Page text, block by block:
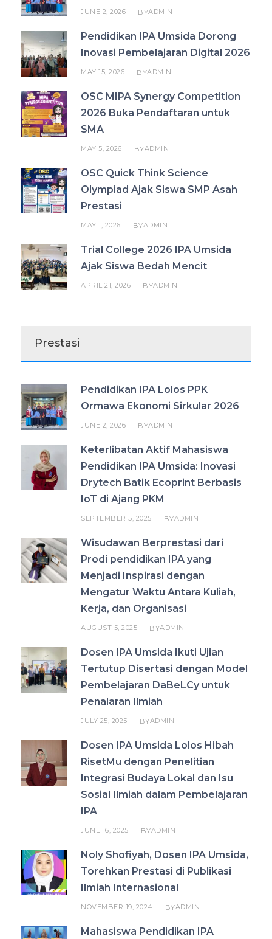
JUNE 2, 2026 BYADMIN
Pendidikan IPA Umsida Dorong
Inovasi Pembelajaran Digital 2026
MAY 15, 2026 BYADMIN
OSC MIPA Synergy Competition
2026 Buka Pendaftaran untuk
SMA
MAY 5, 2026 BYADMIN
OSC Quick Think Science
Olympiad Ajak Siswa SMP Asah
Prestasi
MAY 1, 2026 BYADMIN
Trial College 2026 IPA Umsida
Ajak Siswa Bedah Mencit
APRIL 21, 2026 BYADMIN
Prestasi
Pendidikan IPA Lolos PPK
Ormawa Ekonomi Sirkular 2026
JUNE 2, 2026 BYADMIN
Keterlibatan Aktif Mahasiswa
Pendidikan IPA Umsida: Inovasi
Drytech Batik Ecoprint Berbasis
IoT di Ajang PKM
SEPTEMBER 5, 2025 BYADMIN
Wisudawan Berprestasi dari
Prodi pendidikan IPA yang
Menjadi Inspirasi dengan
Mengatur Waktu Antara Kuliah,
Kerja, dan Organisasi
AUGUST 5, 2025 BYADMIN
Dosen IPA Umsida Ikuti Ujian
Tertutup Disertasi dengan Model
Pembelajaran DaBeLCy untuk
Penalaran Ilmiah
JULY 25, 2025 BYADMIN
Dosen IPA Umsida Lolos Hibah
RisetMu dengan Penelitian
Integrasi Budaya Lokal dan Isu
Sosial Ilmiah dalam Pembelajaran
IPA
JUNE 16, 2025 BYADMIN
Noly Shofiyah, Dosen IPA Umsida,
Torehkan Prestasi di Publikasi
Ilmiah Internasional
NOVEMBER 19, 2024 BYADMIN
Mahasiswa Pendidikan IPA